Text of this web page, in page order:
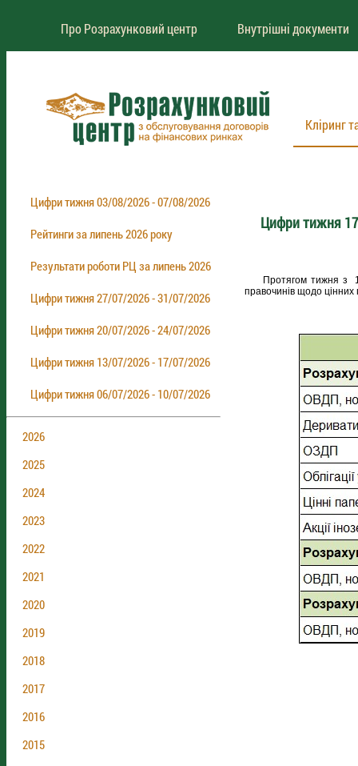
Про Розрахунковий центр Внутрішні документи
Кліринг
Цифри тижня 03/08/2026 - 07/08/2026
Рейтинги за липень 2026 року
Результати роботи РЦ за липень 2026
Цифри тижня 27/07/2026 - 31/07/2026
Цифри тижня 20/07/2026 - 24/07/2026
Цифри тижня 13/07/2026 - 17/07/2026
Цифри тижня 06/07/2026 - 10/07/2026
2026
2025
2024
2023
2022
2021
2020
2019
2018
2017
2016
2015
Цифри тижня
Протягом тижня з
правочинів щодо цінних